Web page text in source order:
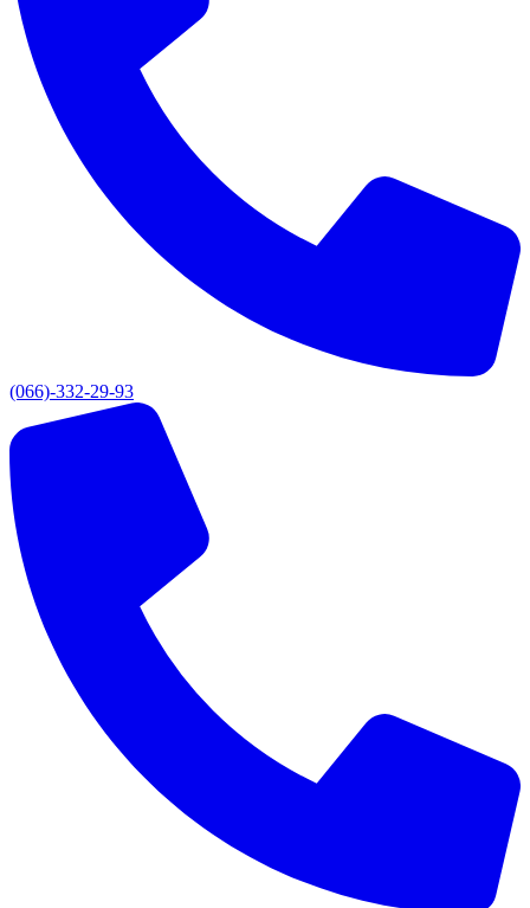
(066)-332-29-93